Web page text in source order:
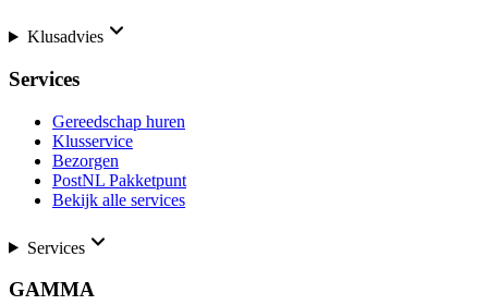
Klusadvies
Services
Gereedschap huren
Klusservice
Bezorgen
PostNL Pakketpunt
Bekijk alle services
Services
GAMMA